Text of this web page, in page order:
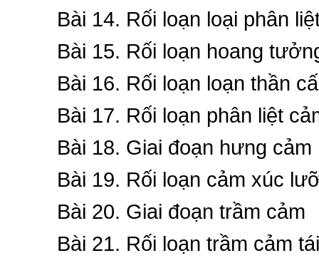
Bài 14. Rối loạn loại phân
Bài 15. Rối loạn hoang
Bài 16. Rối loạn loạn thần
Bài 17. Rối loạn phân liệt
Bài 18. Giai đoạn hưng cảm
Bài 19. Rối loạn cảm xúc
Bài 20. Giai đoạn trầm cảm
Bài 21. Rối loạn trầm cảm